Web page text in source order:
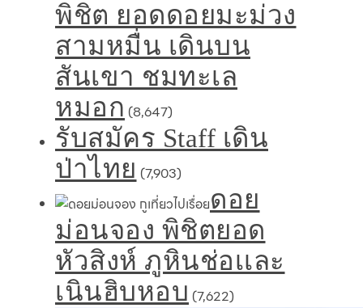
พิชิต ยอดดอยมะม่วง
สามหมื่น เดินบน
สันเขา ชมทะเล
หมอก (8,647)
รับสมัคร Staff เดิน
ป่าไทย (7,903)
ดอย
ม่อนจอง พิชิตยอด
หัวสิงห์ ภูหินช่อเเละ
เนินฮิบหอบ (7,622)